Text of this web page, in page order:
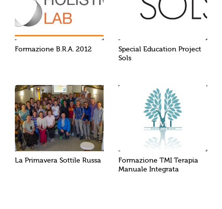
Formazione B.R.A. 2012
Special Education Project
Sols
La Primavera Sottile Russa
Formazione TMI Terapia
Manuale Integrata